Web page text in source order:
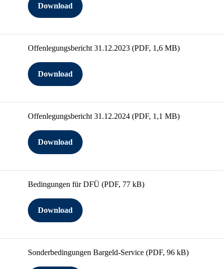
Download
Offenlegungsbericht 31.12.2023 (PDF, 1,6 MB)
Download
Offenlegungsbericht 31.12.2024 (PDF, 1,1 MB)
Download
Bedingungen für DFÜ (PDF, 77 kB)
Download
Sonderbedingungen Bargeld-Service (PDF, 96 kB)